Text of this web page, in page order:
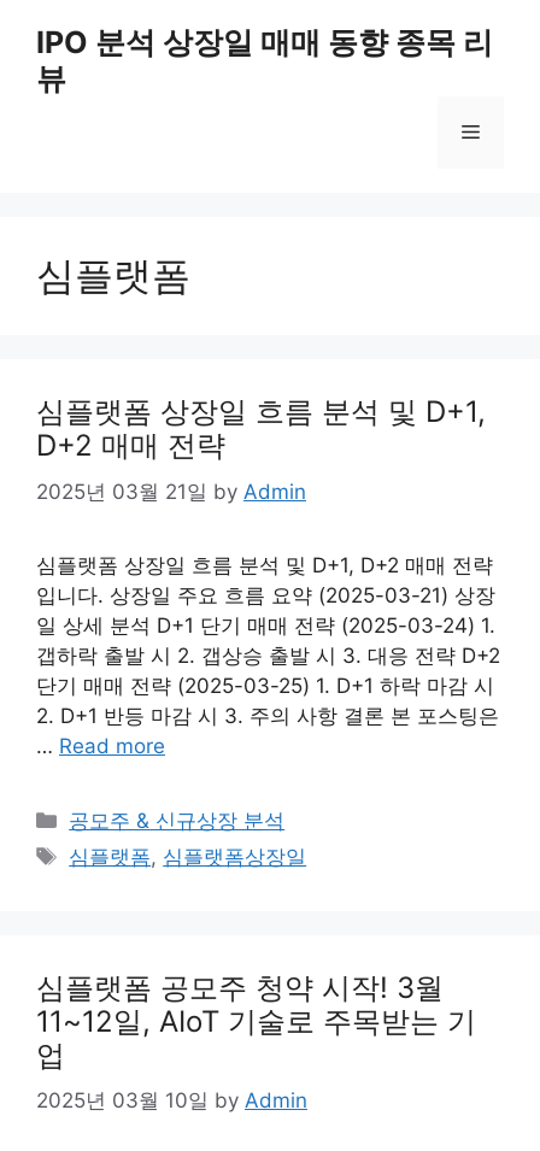
content
IPO 분석 상장일 매매 동향 종목 리
뷰
Menu
심플랫폼
심플랫폼 상장일 흐름 분석 및 D+1,
D+2 매매 전략
2025년 03월 21일 by Admin
심플랫폼 상장일 흐름 분석 및 D+1, D+2 매매 전략
입니다. 상장일 주요 흐름 요약 (2025-03-21) 상장
일 상세 분석 D+1 단기 매매 전략 (2025-03-24) 1.
갭하락 출발 시 2. 갭상승 출발 시 3. 대응 전략 D+2
단기 매매 전략 (2025-03-25) 1. D+1 하락 마감 시
2. D+1 반등 마감 시 3. 주의 사항 결론 본 포스팅은
… Read more
Categories
공모주 & 신규상장 분석
Tags
심플랫폼, 심플랫폼상장일
심플랫폼 공모주 청약 시작! 3월
11~12일, AIoT 기술로 주목받는 기
업
2025년 03월 10일 by Admin